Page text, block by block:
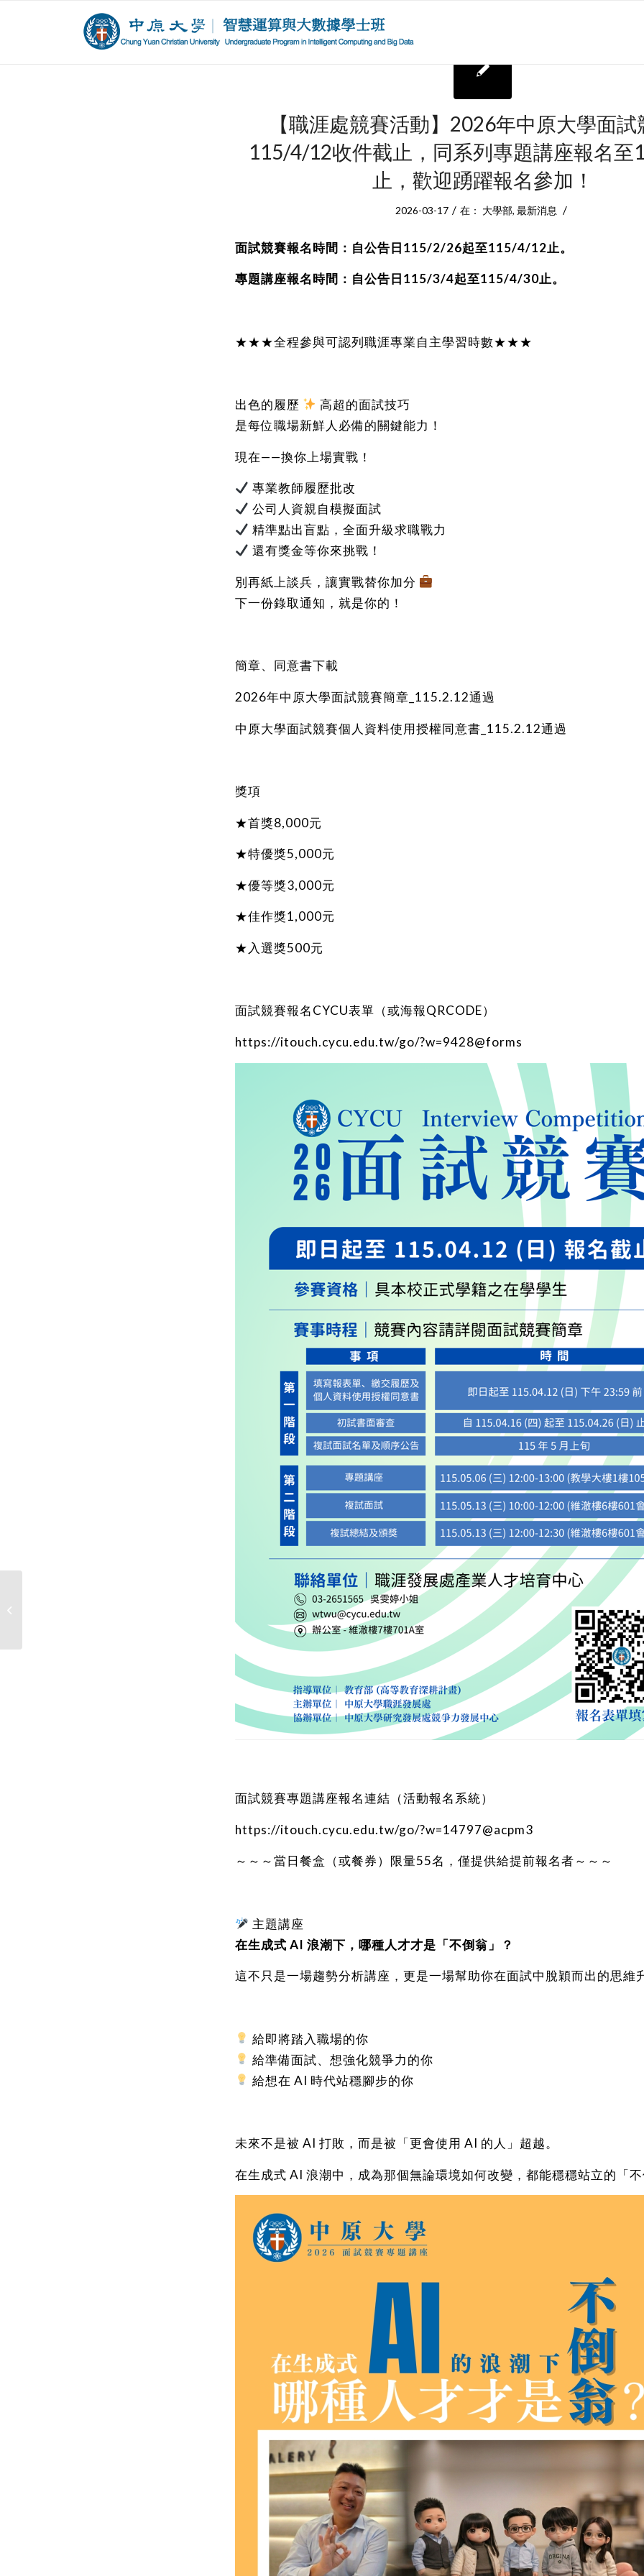
【職涯處競賽活動】2026年中原大學面試
115/4/12收件截止，同系列專題講座報名至
止，歡迎踴躍報名參加！
2026-03-17 / 在： 大學部, 最新消息 /
面試競賽報名時間：自公告日115/2/26起至115/4/12止。
專題講座報名時間：自公告日115/3/4起至115/4/30止。
★★★全程參與可認列職涯專業自主學習時數★★★
出色的履歷
高超的面試技巧
是每位職場新鮮人必備的關鍵能力！
現在——換你上場實戰！
專業教師履歷批改
公司人資親自模擬面試
精準點出盲點，全面升級求職戰力
還有獎金等你來挑戰！
別再紙上談兵，讓實戰替你加分
下一份錄取通知，就是你的！
簡章、同意書下載
2026年中原大學面試競賽簡章_115.2.12通過
中原大學面試競賽個人資料使用授權同意書_115.2.12通過
獎項
★首獎8,000元
★特優獎5,000元
★優等獎3,000元
★佳作獎1,000元
★入選獎500元
面試競賽報名CYCU表單（或海報QRCODE）
https://itouch.cycu.edu.tw/go/?w=9428@forms
面試競賽專題講座報名連結（活動報名系統）
https://itouch.cycu.edu.tw/go/?w=14797@acpm3
～～～當日餐盒（或餐券）限量55名，僅提供給提前報名者～～～
主題講座
在生成式 AI 浪潮下，哪種人才才是「不倒翁」？
這不只是一場趨勢分析講座，更是一場幫助你在面試中脫穎而出的思維
給即將踏入職場的你
給準備面試、想強化競爭力的你
給想在 AI 時代站穩腳步的你
未來不是被 AI 打敗，而是被「更會使用 AI 的人」超越。
在生成式 AI 浪潮中，成為那個無論環境如何改變，都能穩穩站立的「